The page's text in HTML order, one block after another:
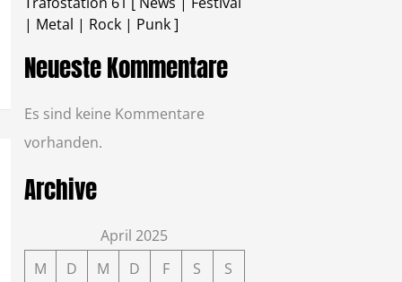
| Metal | Rock | Punk ]
Neueste Kommentare
Es sind keine Kommentare
vorhanden.
Archive
April 2025
M
D M D F S
S